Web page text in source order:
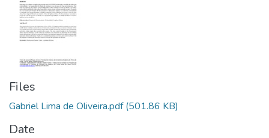
Files
Gabriel Lima de Oliveira.pdf(501.86 KB)
Date